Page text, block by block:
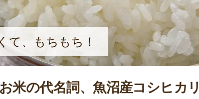
て、もちもち！
米の代名詞、魚沼産コシヒカリ